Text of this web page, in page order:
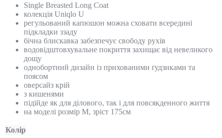
Single Breasted Long Coat
колекція Uniqlo U
регульований капюшон можна сховати всередині
підкладки ззаду
бічна блискавка забезпечує свободу рухів
водовідштовхувальне покриття захищає від невеликого
дощу
однобортний дизайн із прихованими ґудзиками та
поясом
оверсайз крій
з кишенями
підійде як для ділового, так і для повсякденного життя
на моделі розмір М, зріст 175см
Колір